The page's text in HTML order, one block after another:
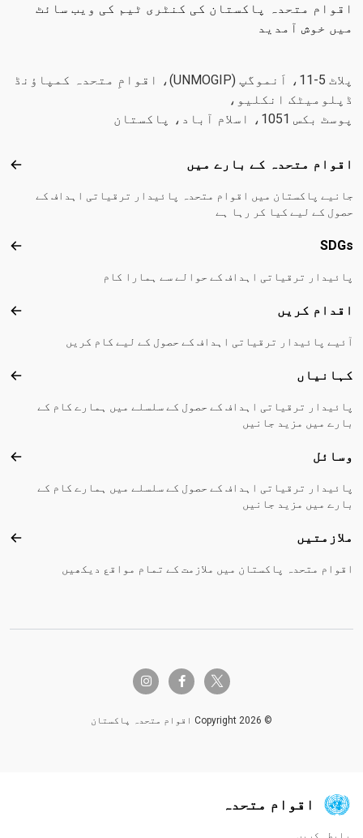
اقوام متحدہ پاکستان کی کنٹری ٹیم کی ویب سائٹ
میں خوش آمدید
پلاٹ 5-11، اَنموگپ (UNMOGIP)، اقوامِ متحدہ کمپاؤنڈ
ڈپلومیٹک انکلیو،
پوسٹ بکس 1051، اسلام آباد، پاکستان
Footer menu
اقوام متحدہ کے بارے میں
جانیے پاکستان میں اقوام متحدہ پائیدار ترقیاتی اہداف کے
حصول کے لیے کیا کر رہا ہے
SDGs
پائیدار ترقیاتی اہداف کے حوالے سے ہمارا کام
اقدام کریں
آئیے پائیدار ترقیاتی اہداف کے حصول کے لیے کام کریں
کہانیاں
پائیدار ترقیاتی اہداف کے حصول کے سلسلے میں ہمارے کام کے
بارے میں مزید جانیں
وسائل
پائیدار ترقیاتی اہداف کے حصول کے سلسلے میں ہمارے کام کے
بارے میں مزید جانیں
ملازمتیں
اقوام متحدہ پاکستان میں ملازمت کے تمام مواقع دیکھیں
twitter-x
facebook-f
instagram
© Copyright 2026 اقوام متحدہ پاکستان
اقوام متحدہ